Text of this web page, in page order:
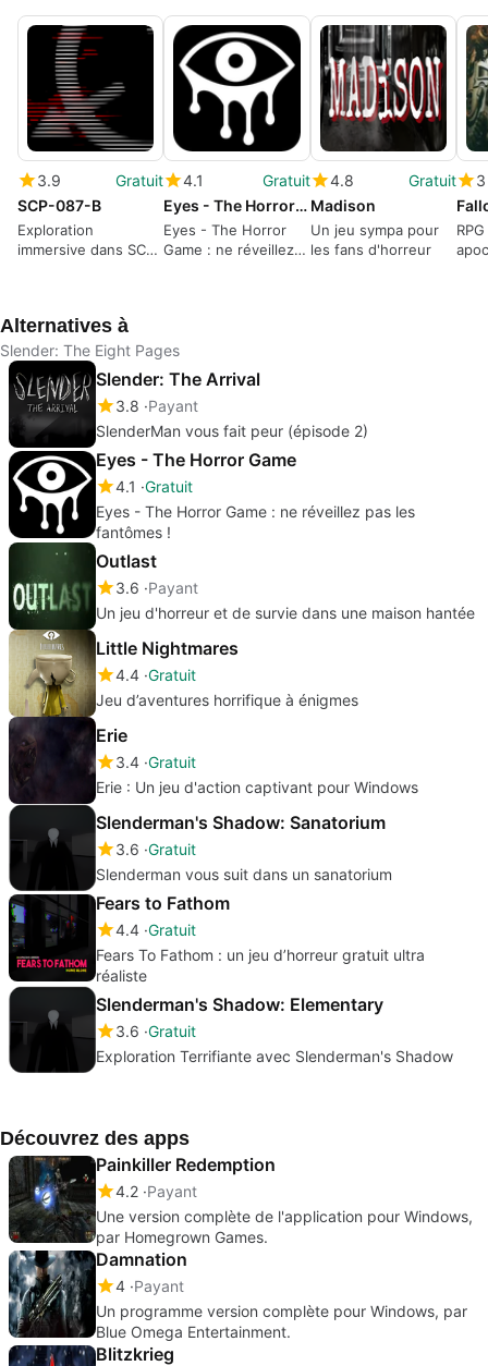
3.9
Gratuit
SCP-087-B
Exploration
immersive dans SCP-
4.1
Gratuit
Eyes - The Horror Game
Eyes - The Horror
Game : ne réveillez
4.8
Gratuit
Madison
Un jeu sympa pour
les fans d'horreur
3
Alternatives à
Slender: The Eight Pages
Slender: The Arrival
3.8 Payant
SlenderMan vous fait peur (épisode 2)
Eyes - The Horror Game
4.1 Gratuit
Eyes - The Horror Game : ne réveillez pas les
fantômes !
Outlast
3.6 Payant
Un jeu d'horreur et de survie dans une maison hantée
Little Nightmares
4.4 Gratuit
Jeu d’aventures horrifique à énigmes
Erie
3.4 Gratuit
Erie : Un jeu d'action captivant pour Windows
Slenderman's Shadow: Sanatorium
3.6 Gratuit
Slenderman vous suit dans un sanatorium
Fears to Fathom
4.4 Gratuit
Fears To Fathom : un jeu d’horreur gratuit ultra
réaliste
Slenderman's Shadow: Elementary
3.6 Gratuit
Exploration Terrifiante avec Slenderman's Shadow
Découvrez des apps
Painkiller Redemption
4.2 Payant
Une version complète de l'application pour Windows,
par Homegrown Games.
Damnation
4 Payant
Un programme version complète pour Windows, par
Blue Omega Entertainment.
Blitzkrieg